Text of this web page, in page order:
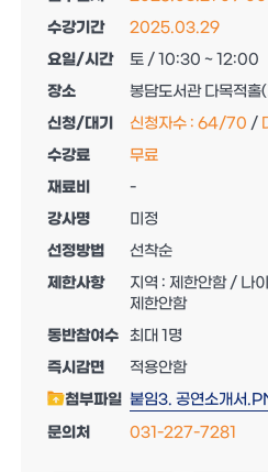
수강기간
2025.03.29
요일/시간
토 / 10:30 ~ 12:00
장소
봉담도서관 다목적홀
신청/대기
신청자수 : 64/70 /
수강료
무료
재료비
-
강사명
미정
선정방법
선착순
제한사항
지역 : 제한안함 / 나
제한안함
동반참여수 최대 1명
즉시감면
적용안함
첨부파일 붙임3. 공연소개서
문의처
031-227-7281